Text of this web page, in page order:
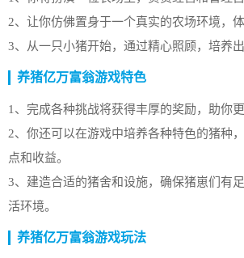
2、让你仿佛置身于一个真实的农场环境，
3、从一只小猪开始，通过精心照顾，培养
养猪亿万富翁游戏特色
1、完成各种挑战将获得丰厚的奖励，助你
2、你还可以在游戏中培养各种特色的猪种
点和收益。
3、建造合适的猪舍和设施，确保猪崽们有
活环境。
养猪亿万富翁游戏玩法